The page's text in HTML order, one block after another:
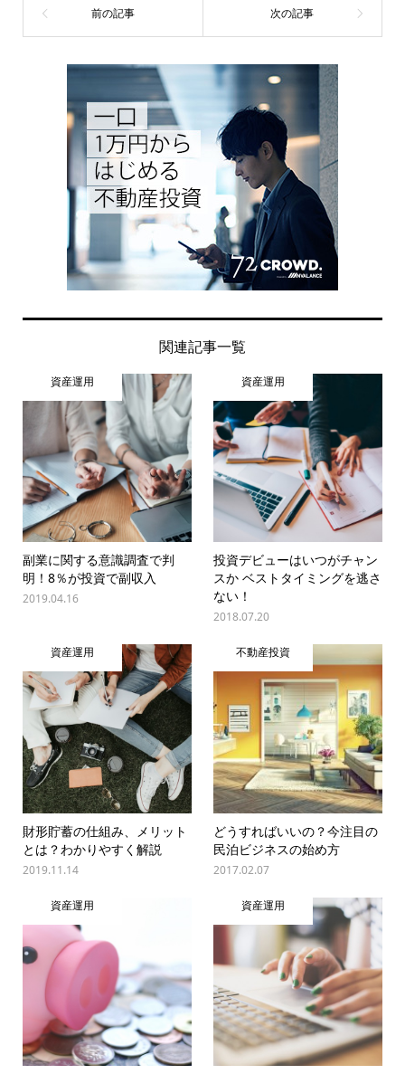
関連記事一覧
資産運用
副業に関する意識調査で判
明！8％が投資で副収入
2019.04.16
資産運用
投資デビューはいつがチャン
スか ベストタイミングを逃さ
ない！
2018.07.20
資産運用
財形貯蓄の仕組み、メリット
とは？わかりやすく解説
2019.11.14
不動産投資
どうすればいいの？今注目の
民泊ビジネスの始め方
2017.02.07
資産運用 資産運用